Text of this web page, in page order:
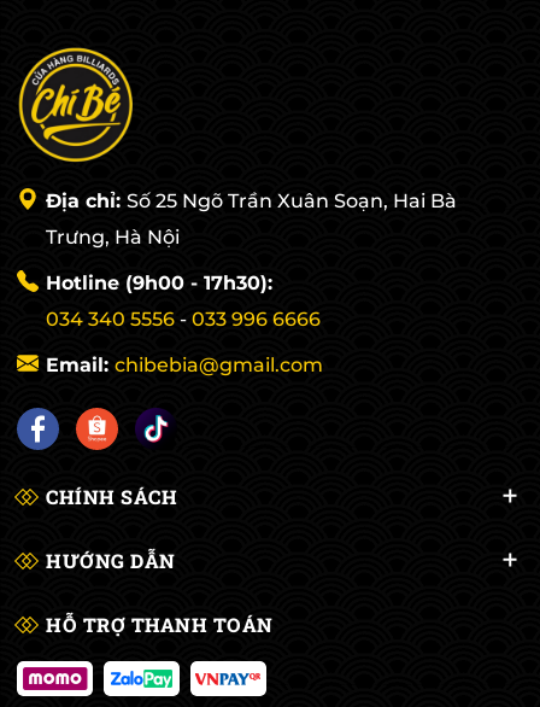
Địa chỉ: Số 25 Ngõ Trần Xuân Soạn, Hai Bà
Trưng, Hà Nội
Hotline (9h00 - 17h30):
034 340 5556 - 033 996 6666
Email: chibebia@gmail.com
CHÍNH SÁCH
HƯỚNG DẪN
HỖ TRỢ THANH TOÁN